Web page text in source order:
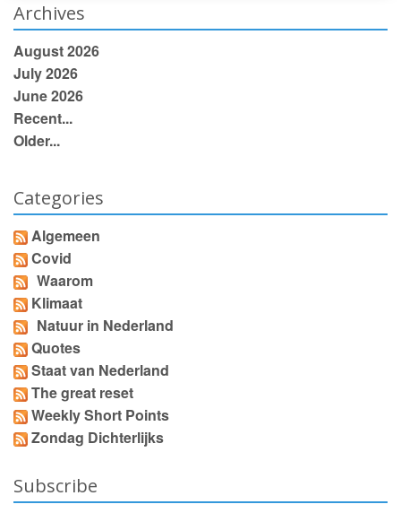
Archives
August 2026
July 2026
June 2026
Recent...
Older...
Categories
Algemeen
Covid
Waarom
Klimaat
Natuur in Nederland
Quotes
Staat van Nederland
The great reset
Weekly Short Points
Zondag Dichterlijks
Subscribe